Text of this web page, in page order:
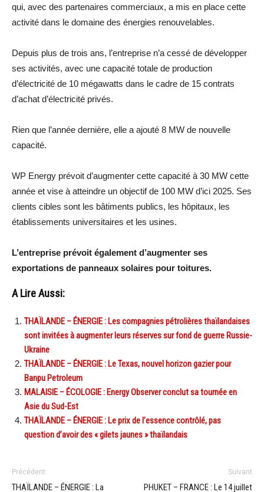
qui, avec des partenaires commerciaux, a mis en place cette
activité dans le domaine des énergies renouvelables.
Depuis plus de trois ans, l’entreprise n’a cessé de développer
ses activités, avec une capacité totale de production
d’électricité de 10 mégawatts dans le cadre de 15 contrats
d’achat d’électricité privés.
Rien que l’année dernière, elle a ajouté 8 MW de nouvelle
capacité.
WP Energy prévoit d’augmenter cette capacité à 30 MW cette
année et vise à atteindre un objectif de 100 MW d’ici 2025. Ses
clients cibles sont les bâtiments publics, les hôpitaux, les
établissements universitaires et les usines.
L’entreprise prévoit également d’augmenter ses
exportations de panneaux solaires pour toitures.
A Lire Aussi:
THAÏLANDE – ÉNERGIE : Les compagnies pétrolières thaïlandaises
sont invitées à augmenter leurs réserves sur fond de guerre Russie-
Ukraine
THAÏLANDE – ÉNERGIE : Le Texas, nouvel horizon gazier pour
Banpu Petroleum
MALAISIE – ÉCOLOGIE : Energy Observer conclut sa tournée en
Asie du Sud-Est
THAÏLANDE – ÉNERGIE : Le prix de l’essence contrôlé, pas
question d’avoir des « gilets jaunes » thaïlandais
Précédent
THAÏLANDE – ÉNERGIE : La
Suivant
PHUKET – FRANCE : Le 14 juillet